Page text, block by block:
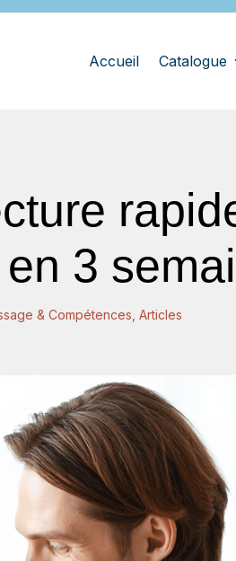
Accueil Catalogue
3
& Compétences Articles